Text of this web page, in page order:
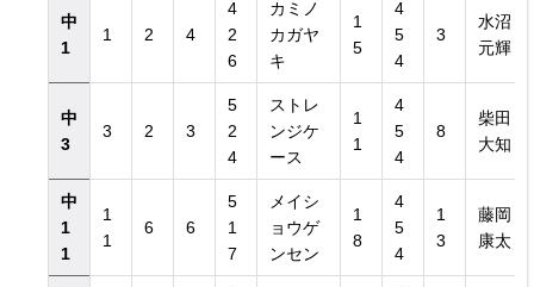
中
1
1 2 4
4
2
6
カミノ
カガヤ
キ
1
5
4
5
4
3
水沼
元輝
中
3
3 2 3
5
2
4
ストレ
ンジケ
ース
1
1
4
5
4
8
柴田
大知
中
1
1
1
1
6 6
5
1
7
メイシ
ョウゲ
ンセン
1
8
4
5
4
1
3
藤岡
康太